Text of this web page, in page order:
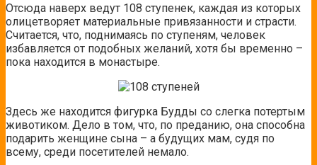
Отсюда наверх ведут 108 ступенек, каждая из которых
олицетворяет материальные привязанности и страсти.
Считается, что, поднимаясь по ступеням, человек
избавляется от подобных желаний, хотя бы временно –
пока находится в монастыре.
Здесь же находится фигурка Будды со слегка потертым
животиком. Дело в том, что, по преданию, она способна
подарить женщине сына – а будущих мам, судя по
всему, среди посетителей немало.